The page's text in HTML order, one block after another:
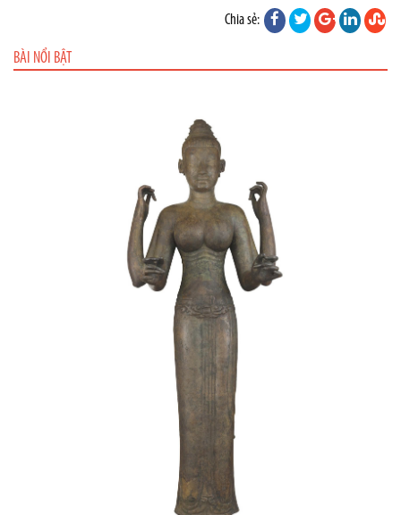
Chia sẻ:
BÀI NỔI BẬT